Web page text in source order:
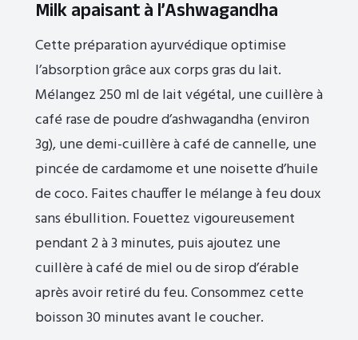
Milk apaisant à l’Ashwagandha
Cette préparation ayurvédique optimise
l’absorption grâce aux corps gras du lait.
Mélangez 250 ml de lait végétal, une cuillère à
café rase de poudre d’ashwagandha (environ
3g), une demi-cuillère à café de cannelle, une
pincée de cardamome et une noisette d’huile
de coco. Faites chauffer le mélange à feu doux
sans ébullition. Fouettez vigoureusement
pendant 2 à 3 minutes, puis ajoutez une
cuillère à café de miel ou de sirop d’érable
après avoir retiré du feu. Consommez cette
boisson 30 minutes avant le coucher.